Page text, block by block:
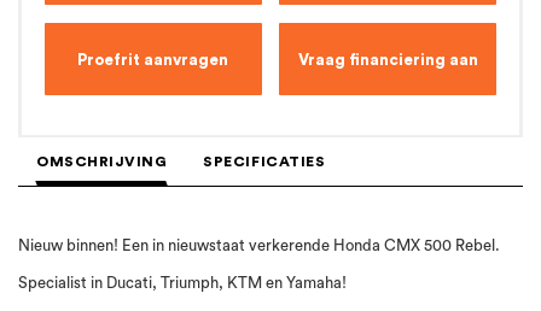
Proefrit aanvragen Vraag financiering aan
OMSCHRIJVING SPECIFICATIES
Nieuw binnen! Een in nieuwstaat verkerende Honda CMX 500 Rebel.
Specialist in Ducati, Triumph, KTM en Yamaha!